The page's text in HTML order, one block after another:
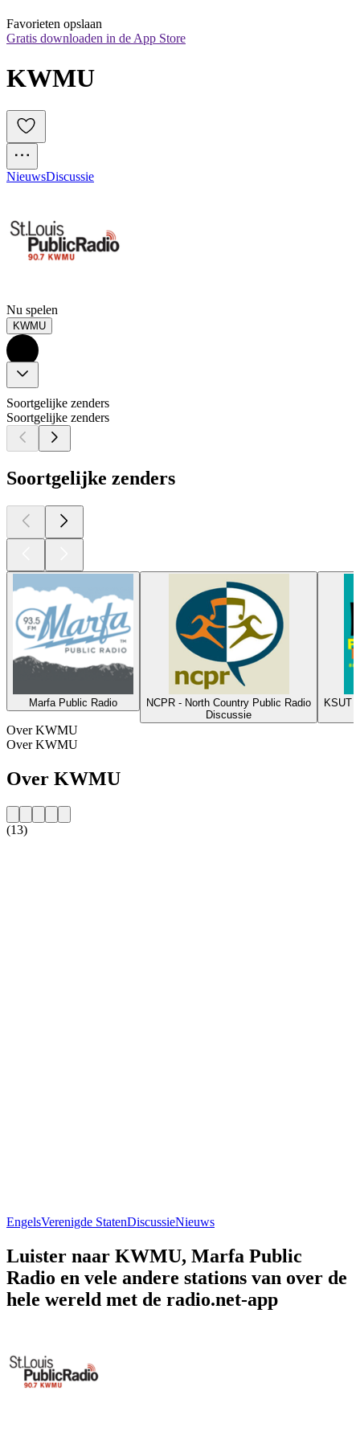
Favorieten opslaan
Gratis downloaden in de App Store
KWMU
NieuwsDiscussie
Nu spelen
KWMU
Soortgelijke zenders
Soortgelijke zenders
Soortgelijke zenders
Marfa Public Radio
NCPR - North Country Public Radio
Discussie
KSUT
Over KWMU
Over KWMU
Over KWMU
(13)
EngelsVerenigde StatenDiscussieNieuws
Luister naar KWMU, Marfa Public
Radio en vele andere stations van over de
hele wereld met de radio.net-app